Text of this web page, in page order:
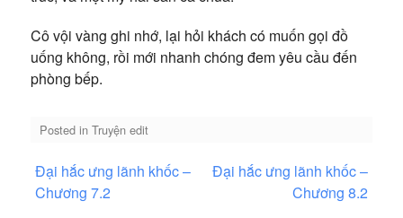
Cô vội vàng ghi nhớ, lại hỏi khách có muốn gọi đồ
uống không, rồi mới nhanh chóng đem yêu cầu đến
phòng bếp.
Posted in Truyện edit
Điều
hướng
Đại hắc ưng lãnh khốc –
Chương 7.2
Đại hắc ưng lãnh khốc –
Chương 8.2